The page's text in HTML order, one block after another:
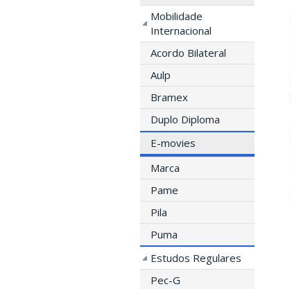
Mobilidade
Internacional
Acordo Bilateral
Aulp
Bramex
Duplo Diploma
E-movies
Marca
Pame
Pila
Puma
Estudos Regulares
Pec-G